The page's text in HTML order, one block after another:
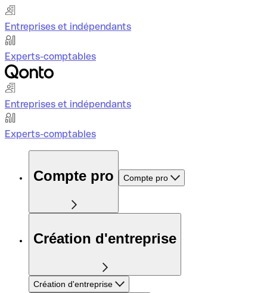
Entreprises et indépendants
Experts-comptables
Entreprises et indépendants
Experts-comptables
Compte pro Compte pro
Création d'entreprise
Création d'entreprise